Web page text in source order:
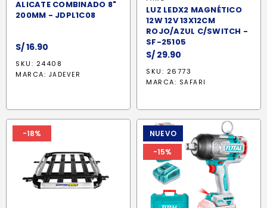
ALICATE COMBINADO 8"
200MM - JDPL1C08
S/16.90
SKU: 24408
MARCA: JADEVER
LUZ LEDX2 MAGNÉTICO
12W 12V 13X12CM
ROJO/AZUL C/SWITCH -
SF-25105
S/ 29.90
SKU: 26773
MARCA: SAFARI
-18%
NUEVO
-15%